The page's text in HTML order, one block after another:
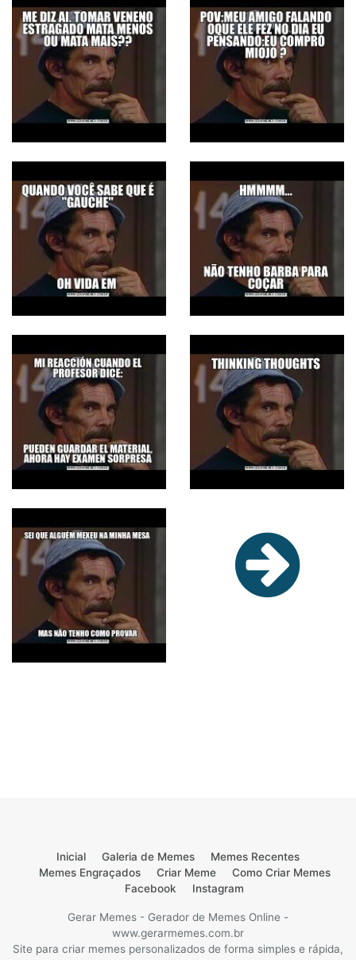
Inicial Galeria de Memes
Memes Recentes
Memes Engraçados
Criar Meme
Como Criar Memes
Facebook
Instagram
Gerar Memes - Gerador de Memes Online -
www.gerarmemes.com.br
Site para criar memes personalizados de forma simples e rápida,